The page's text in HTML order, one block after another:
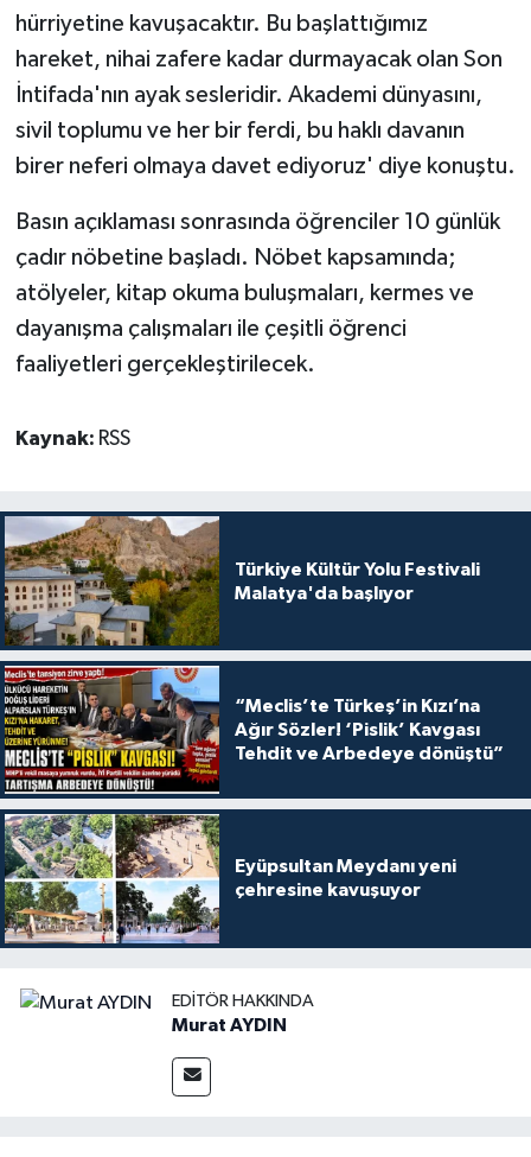
hürriyetine kavuşacaktır. Bu başlattığımız
hareket, nihai zafere kadar durmayacak olan Son
İntifada'nın ayak sesleridir. Akademi dünyasını,
sivil toplumu ve her bir ferdi, bu haklı davanın
birer neferi olmaya davet ediyoruz' diye konuştu.
Basın açıklaması sonrasında öğrenciler 10 günlük
çadır nöbetine başladı. Nöbet kapsamında;
atölyeler, kitap okuma buluşmaları, kermes ve
dayanışma çalışmaları ile çeşitli öğrenci
faaliyetleri gerçekleştirilecek.
Kaynak: RSS
Türkiye Kültür Yolu Festivali
Malatya'da başlıyor
“Meclis’te Türkeş’in Kızı’na
Ağır Sözler! ‘Pislik’ Kavgası
Tehdit ve Arbedeye dönüştü”
Eyüpsultan Meydanı yeni
çehresine kavuşuyor
EDITÖR HAKKINDA
Murat AYDIN